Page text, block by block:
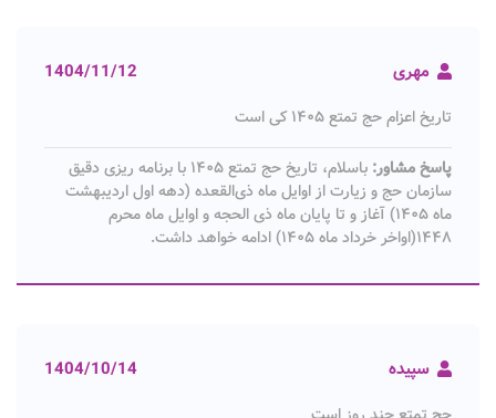
مهری 1404/11/12
تاریخ اعزام حج تمتع ۱۴۰۵ کی است
پاسخ مشاور:
باسلام، تاریخ حج تمتع ۱۴۰۵ با برنامه ریزی دقیق
سازمان حج و زیارت از اوایل ماه ذی‌القعده (دهه اول اردیبهشت
ماه ۱۴۰۵) آغاز و تا پایان ماه ذی الحجه و اوایل ماه محرم
۱۴۴۸(اواخر خرداد ماه ۱۴۰۵) ادامه خواهد داشت.
سپیده 1404/10/14